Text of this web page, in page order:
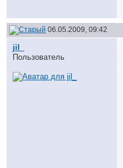
06.05.2009, 09:42
jil_
Пользователь